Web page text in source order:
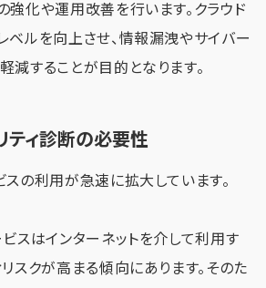
強化や運用改善を行います。クラウド
ベルを向上させ、情報漏洩やサイバー
減することが目的となります。
ティ診断の必要性
スの利用が急速に拡大しています。
ビスはインターネットを介して利用す
リスクが高まる傾向にあります。そのた